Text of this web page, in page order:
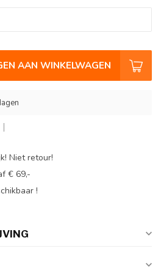
AAN WINKELWAGEN
Niet retour!
€ 69,-
!